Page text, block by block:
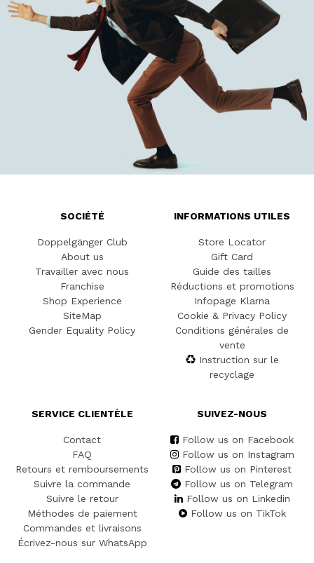
SOCIÉTÉ
Doppelgänger Club
About us
Travailler avec nous
Franchise
Shop Experience
SiteMap
Gender Equality Policy
INFORMATIONS UTILES
Store Locator
Gift Card
Guide des tailles
Réductions et promotions
Infopage Klarna
Cookie & Privacy Policy
Conditions générales de
vente
Instruction sur le
recyclage
SERVICE CLIENTÈLE
Contact
FAQ
Retours et remboursements
Suivre la commande
Suivre le retour
Méthodes de paiement
Commandes et livraisons
Écrivez-nous sur WhatsApp
SUIVEZ-NOUS
Follow us on Facebook
Follow us on Instagram
Follow us on Pinterest
Follow us on Telegram
Follow us on Linkedin
Follow us on TikTok